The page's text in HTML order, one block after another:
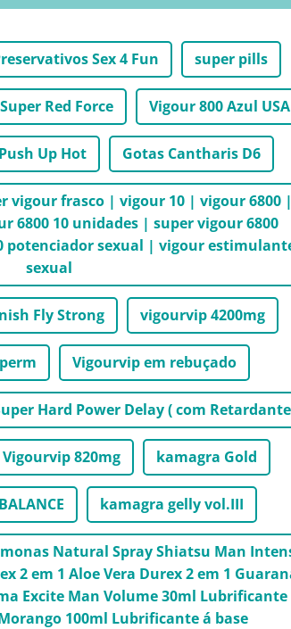
Sex 4 Fun super pills
Super Red Force Vigour 800 Azul USA
Up Hot Gotas Cantharis D6
vigour frasco | vigour 10 | vigour 6800
6800 10 unidades | super vigour 6800
potenciador sexual | vigour
sexual
Fly Strong vigourvip 4200mg
Vigourvip em rebuçado
Hard Power Delay ( com
Vigourvip 820mg kamagra Gold
kamagra gelly vol.III
Natural Spray Shiatsu Man
2 em 1 Aloe Vera Durex 2 em 1
Excite Man Volume 30ml Lubrificante
100ml Lubrificante á base